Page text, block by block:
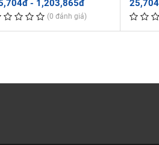
- 1,203,865đ
(0 đánh giá)